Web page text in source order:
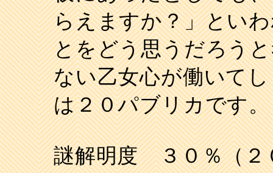
らえますか？」とい
とをどう思うだろう
ない乙女心が働いて
は２０パブリカです。
謎解明度 ３０％（２